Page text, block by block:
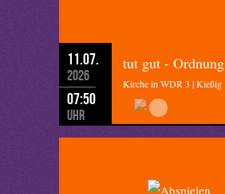
11.07.
2026
07:50
Uhr
tut gut - Ordnung
Kirche in WDR 3 | Kießig